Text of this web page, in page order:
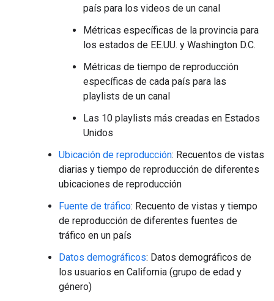
país para los videos de un canal
Métricas específicas de la provincia para
los estados de EE.UU. y Washington D.C.
Métricas de tiempo de reproducción
específicas de cada país para las
playlists de un canal
Las 10 playlists más creadas en Estados
Unidos
Ubicación de reproducción: Recuentos de vistas
diarias y tiempo de reproducción de diferentes
ubicaciones de reproducción
Fuente de tráfico: Recuento de vistas y tiempo
de reproducción de diferentes fuentes de
tráfico en un país
Datos demográficos: Datos demográficos de
los usuarios en California (grupo de edad y
género)